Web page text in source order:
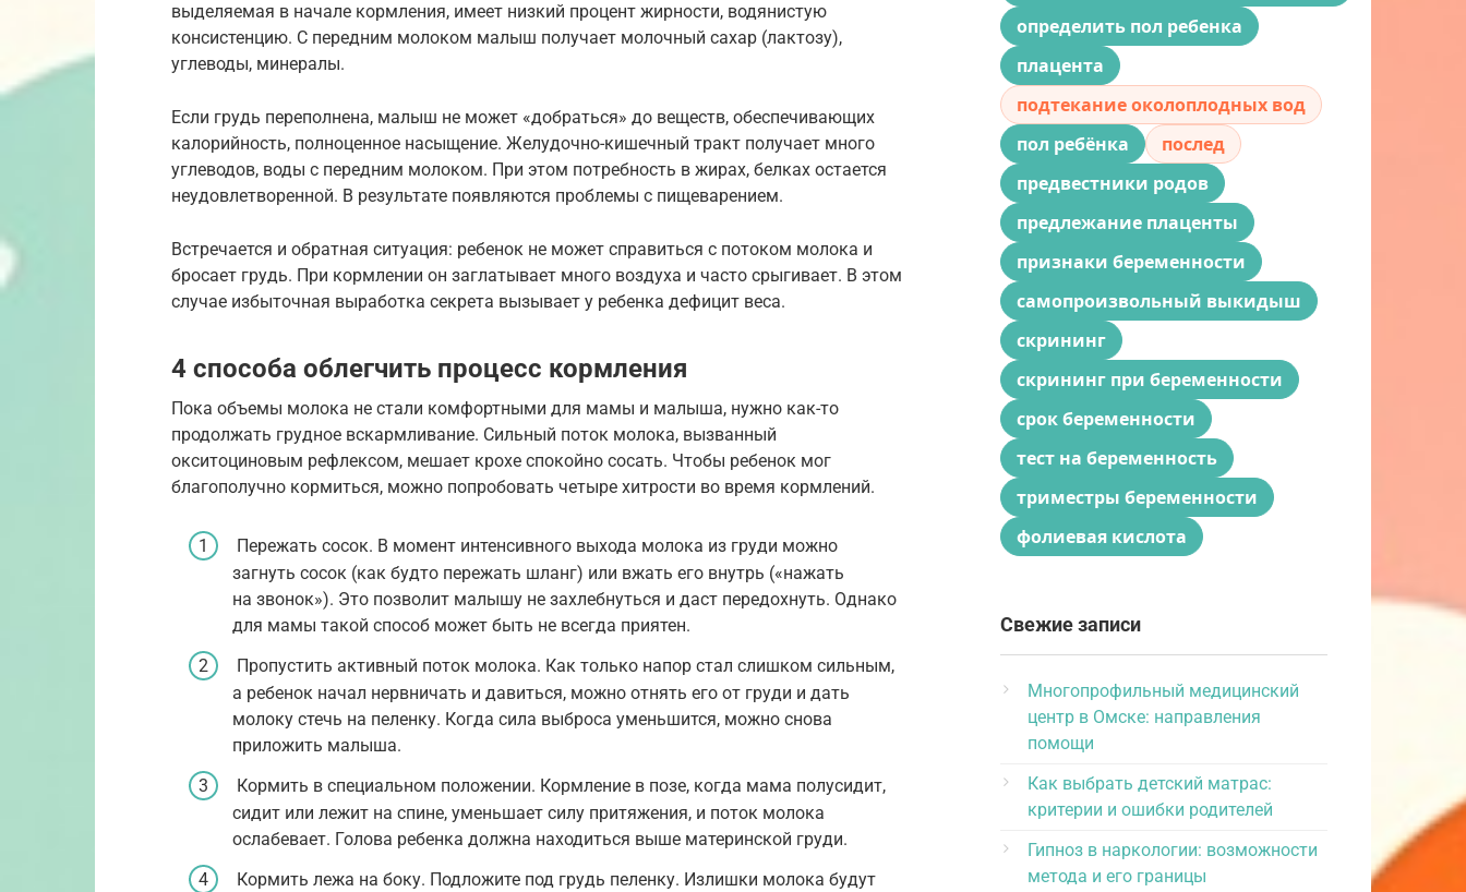
выделяемая в начале кормления, имеет низкий процент жирности, водянистую
консистенцию. С передним молоком малыш получает молочный сахар (лактозу),
углеводы, минералы.
Если грудь переполнена, малыш не может «добраться» до веществ, обеспечивающих
калорийность, полноценное насыщение. Желудочно-кишечный тракт получает много
углеводов, воды с передним молоком. При этом потребность в жирах, белках остается
неудовлетворенной. В результате появляются проблемы с пищеварением.
Встречается и обратная ситуация: ребенок не может справиться с потоком молока и
бросает грудь. При кормлении он заглатывает много воздуха и часто срыгивает. В этом
случае избыточная выработка секрета вызывает у ребенка дефицит веса.
4 способа облегчить процесс кормления
Пока объемы молока не стали комфортными для мамы и малыша, нужно как-то
продолжать грудное вскармливание. Сильный поток молока, вызванный
окситоциновым рефлексом, мешает крохе спокойно сосать. Чтобы ребенок мог
благополучно кормиться, можно попробовать четыре хитрости во время кормлений.
Пережать сосок. В момент интенсивного выхода молока из груди можно
загнуть сосок (как будто пережать шланг) или вжать его внутрь («нажать
на звонок»). Это позволит малышу не захлебнуться и даст передохнуть. Однако
для мамы такой способ может быть не всегда приятен.
Пропустить активный поток молока. Как только напор стал слишком сильным,
а ребенок начал нервничать и давиться, можно отнять его от груди и дать
молоку стечь на пеленку. Когда сила выброса уменьшится, можно снова
приложить малыша.
Кормить в специальном положении. Кормление в позе, когда мама полусидит,
сидит или лежит на спине, уменьшает силу притяжения, и поток молока
ослабевает. Голова ребенка должна находиться выше материнской груди.
Кормить лежа на боку. Подложите под грудь пеленку. Излишки молока будут
определить пол ребенка
плацента
подтекание околоплодных вод
пол ребёнка
послед
предвестники родов
предлежание плаценты
признаки беременности
самопроизвольный выкидыш
скрининг
скрининг при беременности
срок беременности
тест на беременность
триместры беременности
фолиевая кислота
Свежие записи
Многопрофильный медицинский
центр в Омске: направления
помощи
Как выбрать детский матрас:
критерии и ошибки родителей
Гипноз в наркологии: возможности
метода и его границы